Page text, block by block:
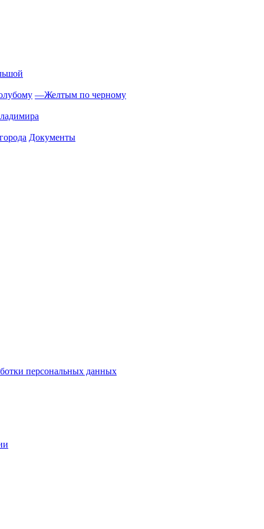
—Желтым по черному
Документы
персональных данных